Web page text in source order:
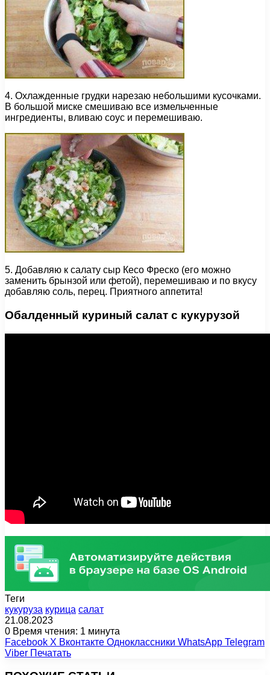
4. Охлажденные грудки нарезаю небольшими кусочками.
В большой миске смешиваю все измельченные
ингредиенты, вливаю соус и перемешиваю.
5. Добавляю к салату сыр Кесо Фреско (его можно
заменить брынзой или фетой), перемешиваю и по вкусу
добавляю соль, перец. Приятного аппетита!
Обалденный куриный салат с кукурузой
Теги
кукуруза курица салат
21.08.2023
0 Время чтения: 1 минута
Facebook X Вконтакте Одноклассники WhatsApp Telegram
Viber Печатать